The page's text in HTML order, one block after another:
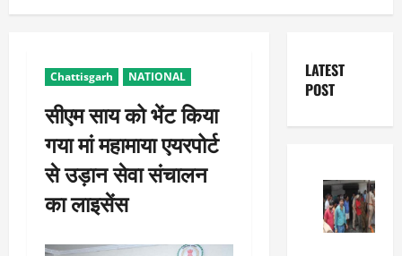
Chattisgarh NATIONAL
सीएम साय को भेंट किया
गया मां महामाया एयरपोर्ट
से उड़ान सेवा संचालन
का लाइसेंस
LATEST
POST